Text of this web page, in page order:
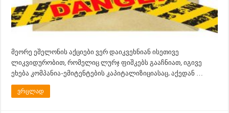
მეორე ეშელონის აქციები ვერ დაიკვეხნიან ისეთივე
ლიკვიდურობით, რომელიც ლურჯ ფიშკებს გააჩნიათ, იგივე
ეხება კომპანია-ემიტენტების კაპიტალიზიციასაც. აქედან …
ვრცლად